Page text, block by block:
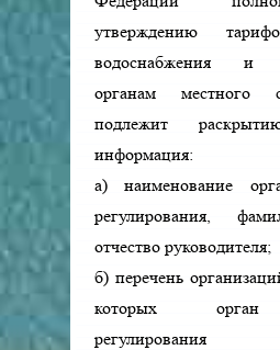
утверждению
водоснабжения и
органам местного
подлежит
информация:
а) наименование
регулирования,
отчество руководителя;
б) перечень
которых орган
регулирования